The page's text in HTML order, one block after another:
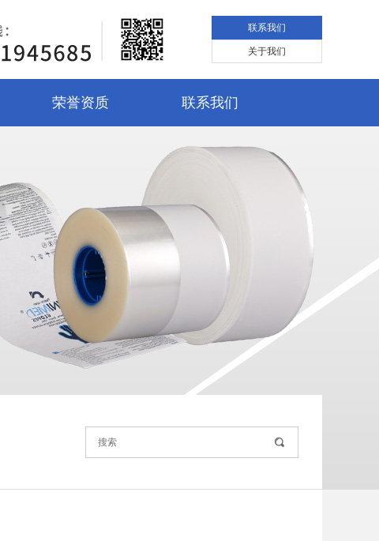
联系我们
关于我们
荣誉资质 联系我们